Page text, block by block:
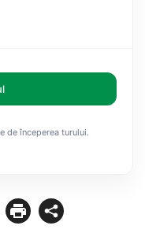
de începerea turului.